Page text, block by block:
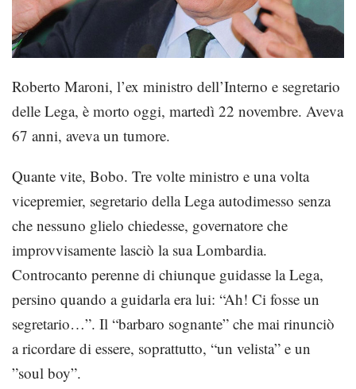
Roberto Maroni, l’ex ministro dell’Interno e segretario
delle Lega, è morto oggi, martedì 22 novembre. Aveva
67 anni, aveva un tumore.
Quante vite, Bobo. Tre volte ministro e una volta
vicepremier, segretario della Lega autodimesso senza
che nessuno glielo chiedesse, governatore che
improvvisamente lasciò la sua Lombardia.
Controcanto perenne di chiunque guidasse la Lega,
persino quando a guidarla era lui: “Ah! Ci fosse un
segretario…”. Il “barbaro sognante” che mai rinunciò
a ricordare di essere, soprattutto, “un velista” e un
”soul boy”.